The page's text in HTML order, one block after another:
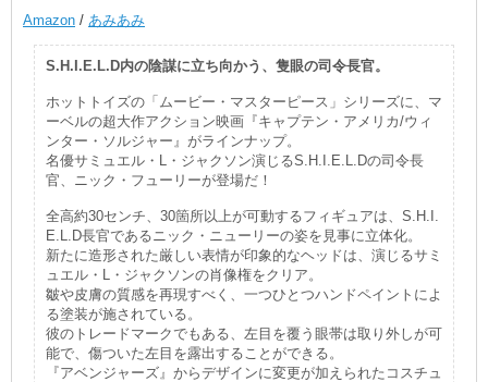
Amazon / あみあみ
S.H.I.E.L.D内の陰謀に立ち向かう、隻眼の司令長官。
ホットトイズの「ムービー・マスターピース」シリーズに、マ
ーベルの超大作アクション映画『キャプテン・アメリカ/ウィ
ンター・ソルジャー』がラインナップ。
名優サミュエル・L・ジャクソン演じるS.H.I.E.L.Dの司令長
官、ニック・フューリーが登場だ！
全高約30センチ、30箇所以上が可動するフィギュアは、S.H.I.
E.L.D長官であるニック・ニューリーの姿を見事に立体化。
新たに造形された厳しい表情が印象的なヘッドは、演じるサミ
ュエル・L・ジャクソンの肖像権をクリア。
皺や皮膚の質感を再現すべく、一つひとつハンドペイントによ
る塗装が施されている。
彼のトレードマークでもある、左目を覆う眼帯は取り外しが可
能で、傷ついた左目を露出することができる。
『アベンジャーズ』からデザインに変更が加えられたコスチュ